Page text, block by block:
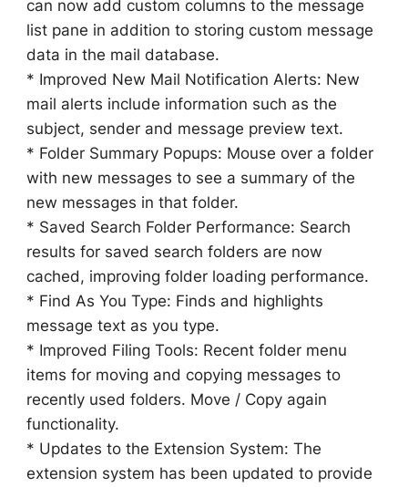
can now add custom columns to the message
list pane in addition to storing custom message
data in the mail database.
* Improved New Mail Notification Alerts: New
mail alerts include information such as the
subject, sender and message preview text.
* Folder Summary Popups: Mouse over a folder
with new messages to see a summary of the
new messages in that folder.
* Saved Search Folder Performance: Search
results for saved search folders are now
cached, improving folder loading performance.
* Find As You Type: Finds and highlights
message text as you type.
* Improved Filing Tools: Recent folder menu
items for moving and copying messages to
recently used folders. Move / Copy again
functionality.
* Updates to the Extension System: The
extension system has been updated to provide